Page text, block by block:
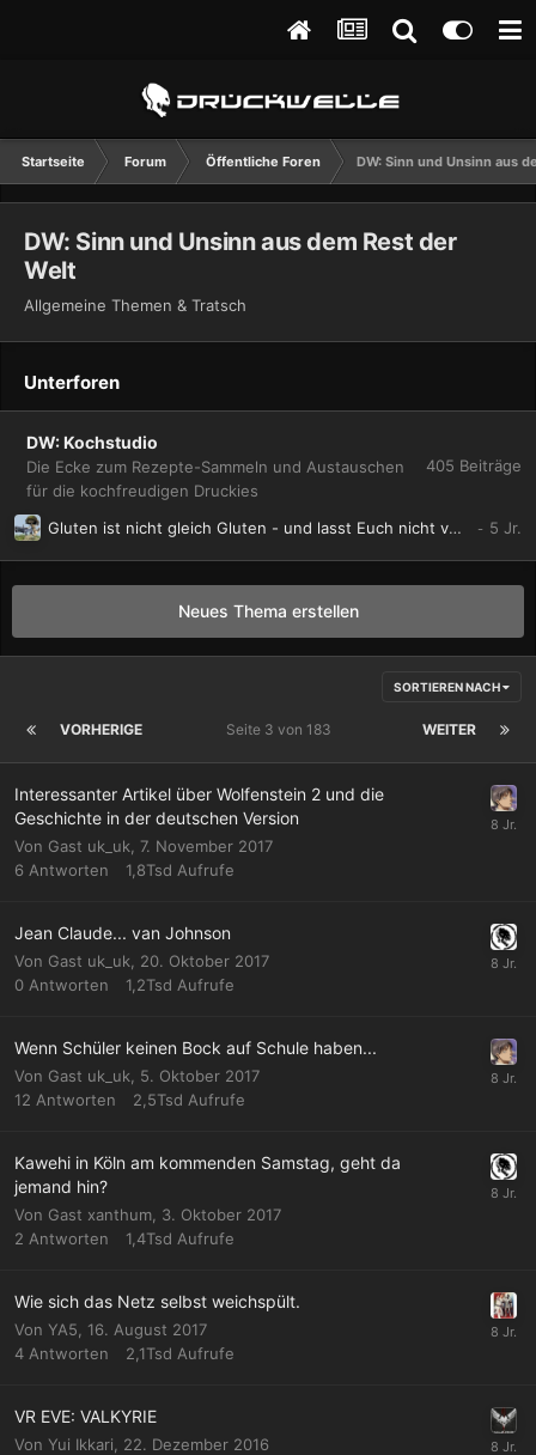
Startseite Forum Öffentliche Foren DW: Sinn und Unsinn aus
DW: Sinn und Unsinn aus dem Rest der
Welt
Allgemeine Themen & Tratsch
Unterforen
DW: Kochstudio
Die Ecke zum Rezepte-Sammeln und Austauschen
für die kochfreudigen Druckies
405 Beiträge
Gluten ist nicht gleich Gluten - und lasst Euch nicht vergiften
Neues Thema erstellen
SORTIEREN NACH
VORHERIGE WEITER
Seite 3 von 183
Interessanter Artikel über Wolfenstein 2 und die
Geschichte in der deutschen Version
Von Gast uk_uk, 7. November 2017
6 Antworten 1,8Tsd Aufrufe
Jean Claude... van Johnson
Von Gast uk_uk, 20. Oktober 2017
0 Antworten 1,2Tsd Aufrufe
Wenn Schüler keinen Bock auf Schule haben...
Von Gast uk_uk, 5. Oktober 2017
12 Antworten 2,5Tsd Aufrufe
Kawehi in Köln am kommenden Samstag, geht da
jemand hin?
Von Gast xanthum, 3. Oktober 2017
2 Antworten 1,4Tsd Aufrufe
Wie sich das Netz selbst weichspült.
Von YA5
16. August 2017
4 Antworten 2,1Tsd Aufrufe
VR EVE: VALKYRIE
Von Yui Ikkari
22. Dezember 2016